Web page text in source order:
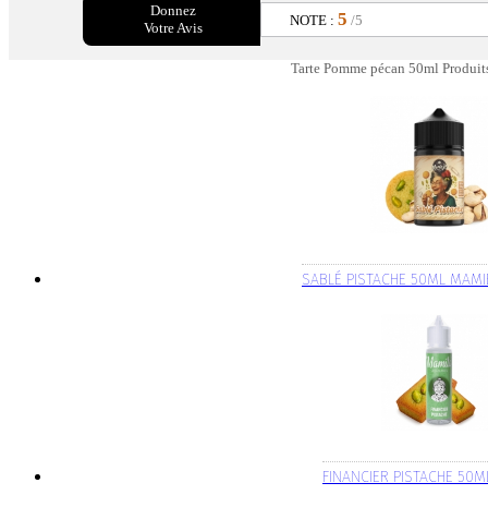
Donnez
Votre Avis
NOTE : 5 /5
Tarte Pomme pécan 50ml
SABLÉ PISTACHE 50ML
FINANCIER PISTACHE